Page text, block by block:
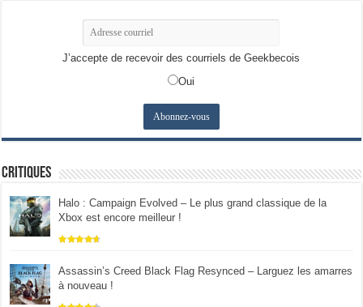
J’accepte de recevoir des courriels de Geekbecois
Oui
Critiques
Halo : Campaign Evolved – Le plus grand classique de la
Xbox est encore meilleur !
Assassin’s Creed Black Flag Resynced – Larguez les amarres
à nouveau !